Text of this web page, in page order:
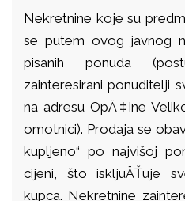
Nekretnine koje su
se putem ovog javnog
pisanih ponuda
zainteresirani ponuditelji
na adresu OpÄ‡ine
omotnici). Prodaja se
kupljeno“ po najvišoj
cijeni, što iskljuÄŤuje
kupca. Nekretnine